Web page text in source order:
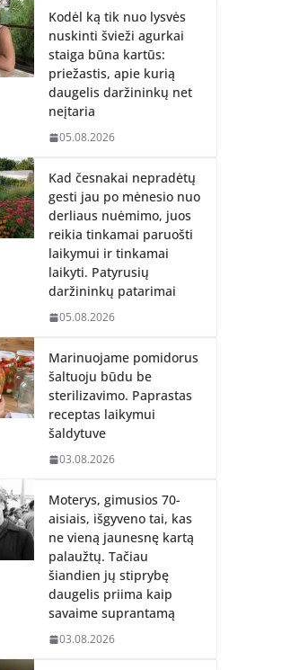
Kodėl ką tik nuo lysvės
nuskinti švieži agurkai
staiga būna kartūs:
priežastis, apie kurią
daugelis daržininkų net
neįtaria
05.08.2026
Kad česnakai nepradėtų
gesti jau po mėnesio nuo
derliaus nuėmimo, juos
reikia tinkamai paruošti
laikymui ir tinkamai
laikyti. Patyrusių
daržininkų patarimai
05.08.2026
Marinuojame pomidorus
šaltuoju būdu be
sterilizavimo. Paprastas
receptas laikymui
šaldytuve
03.08.2026
Moterys, gimusios 70-
aisiais, išgyveno tai, kas
ne vieną jaunesnę kartą
palaužtų. Tačiau
šiandien jų stiprybę
daugelis priima kaip
savaime suprantamą
03.08.2026